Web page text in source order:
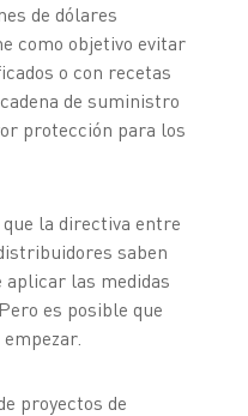
de dólares
como objetivo evitar
o con recetas
de suministro
protección para los
la directiva entre
saben
aplicar las medidas
es posible que
proyectos de